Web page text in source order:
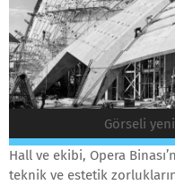
Görseli
Hall ve ekibi, Opera
teknik ve estetik